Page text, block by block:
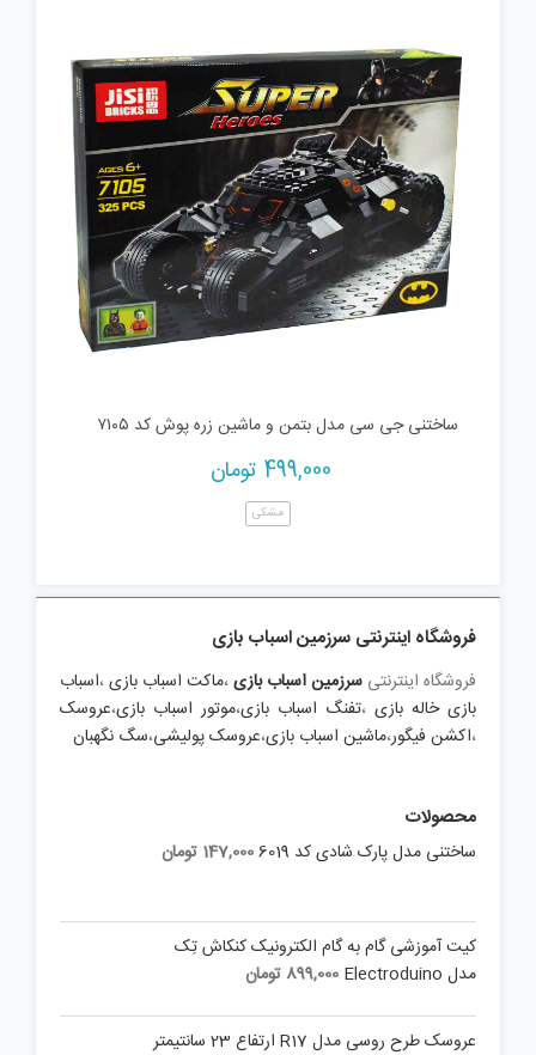
ساختنی جی سی مدل بتمن و ماشین زره پوش کد ۷۱۰۵
499,000 تومان
مشکی
فروشگاه اینترنتی سرزمین اسباب بازی
فروشگاه اینترنتی سرزمین اسباب بازی،ماکت اسباب بازی،اسباب
بازی خاله بازی ،تفنگ اسباب بازی،موتور اسباب بازی،عروسک
،اکشن فیگور،ماشین اسباب بازی،عروسک پولیشی،سگ نگهبان
محصولات
ساختنی مدل پارک شادی کد 6019 147,000 تومان
کیت آموزشی گام به گام الکترونیک کنکاش تِک
مدل Electroduino
899,000 تومان
عروسک طرح روسی مدل R17 ارتفاع 23 سانتیمتر